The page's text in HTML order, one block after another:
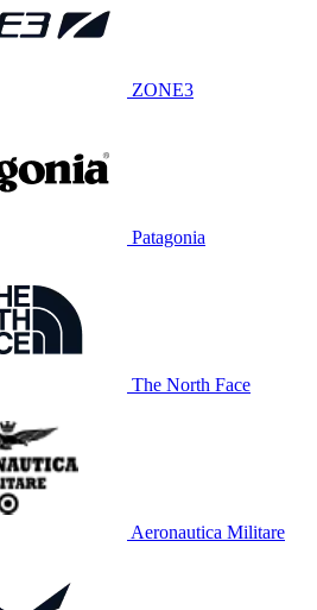
ZONE3
Patagonia
The North Face
Aeronautica Militare